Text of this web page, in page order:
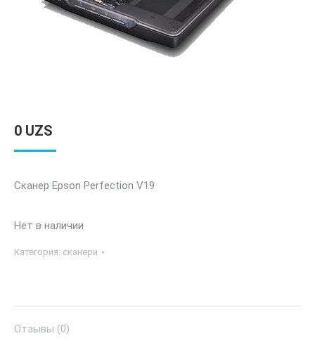
0 UZS
Сканер Epson Perfection V19
Нет в наличии
Категория: сканери
Отзывы (0)